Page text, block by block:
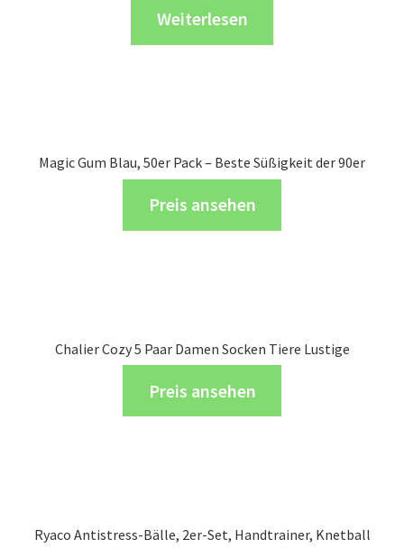
Weiterlesen
Magic Gum Blau, 50er Pack – Beste Süßigkeit der 90er
Preis ansehen
Chalier Cozy 5 Paar Damen Socken Tiere Lustige
Preis ansehen
Ryaco Antistress-Bälle, 2er-Set, Handtrainer, Knetball